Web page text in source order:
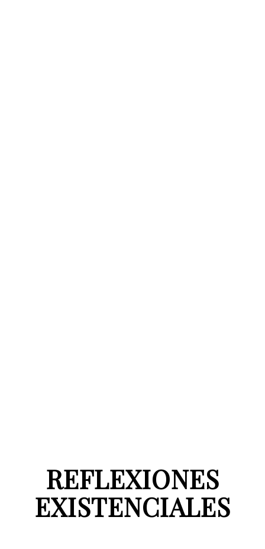
REFLEXIONES
EXISTENCIALES